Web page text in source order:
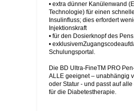
• extra dünner Kanülenwand
Technologie) für einen
Insulinfluss; dies erfordert
Injektionskraft
• für den Dosierknopf des
•
Schulungsportal.
Die BD Ultra-FineTM PRO
ALLE geeignet – unabhängig
oder Statur - und passt auf
für die Diabetestherapie.